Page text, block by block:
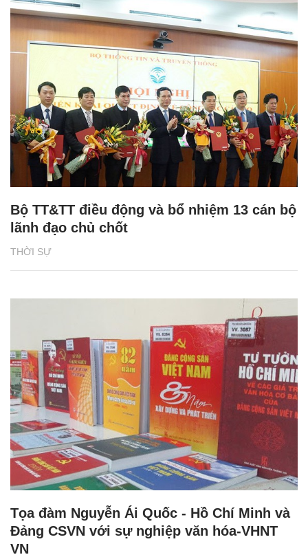
THỜI SỰ
Bộ TT&TT điều động và bổ nhiệm 13 cán bộ
lãnh đạo chủ chốt
Tọa đàm Nguyễn Ái Quốc - Hồ Chí Minh và
Đảng CSVN với sự nghiệp văn hóa-VHNT
VN